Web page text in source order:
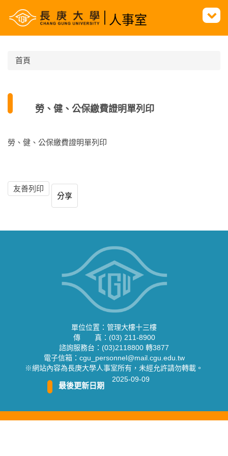
到
人事室
首頁
勞、健、公保繳費證明單列印
勞、健、公保繳費證明單列印
友善列印
分享
單位位置：管理大樓十三樓
傳 真：(03) 211-8900
諮詢服務台：(03)2118800 轉3877
電子信箱：cgu_personnel@mail.cgu.edu.tw
※網站內容為長庚大學人事室所有，未經允許請勿轉載。
最後更新日期
2025-09-09